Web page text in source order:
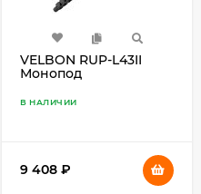
VELBON RUP-L43II
Монопод
В НАЛИЧИИ
9 408